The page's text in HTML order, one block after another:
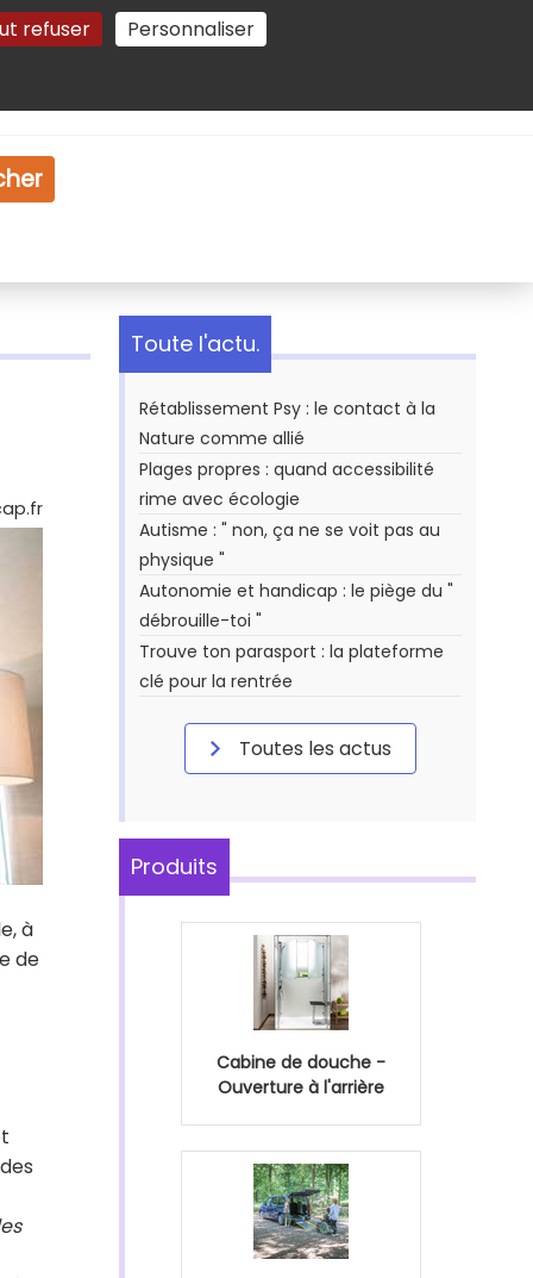
refuser Personnaliser
Gestion des cookies
à
de
Toute l'actu.
Rétablissement Psy : le contact à la
Nature comme allié
Plages propres : quand accessibilité
rime avec écologie
Autisme : " non, ça ne se voit pas au
physique "
Autonomie et handicap : le piège du "
débrouille-toi "
Trouve ton parasport : la plateforme
clé pour la rentrée
Toutes les actus
Produits
Cabine de douche -
Ouverture à l'arrière